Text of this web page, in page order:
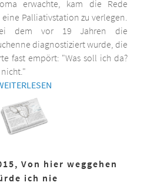
erwachte, kam die Rede
Palliativstation zu verlegen.
dem vor 19 Jahren die
diagnostiziert wurde, die
fast empört: "Was soll ich da?
Von hier weggehen
ich nie